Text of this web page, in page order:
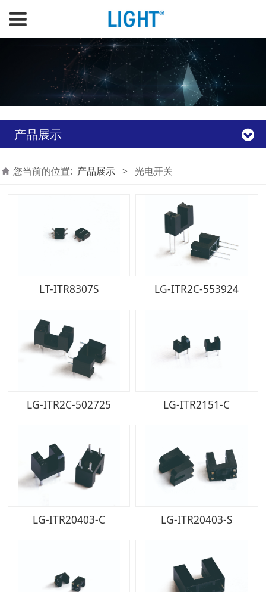
产品展示
您当前的位置: 产品展示 > 光电开关
LT-ITR8307S LG-ITR2C-553924
LG-ITR2C-502725 LG-ITR2151-C
LG-ITR20403-C LG-ITR20403-S